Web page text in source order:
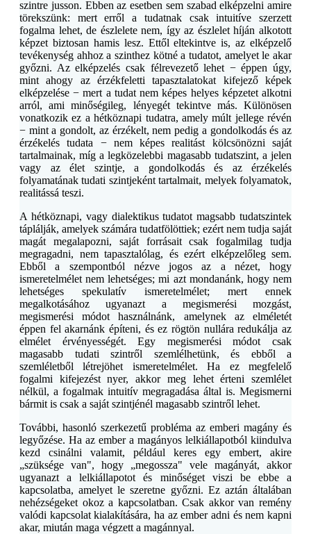
szintre jusson. Ebben az esetben sem szabad elképzelni amire
törekszünk: mert erről a tudatnak csak intuitíve szerzett
fogalma lehet, de észlelete nem, így az észlelet híján alkotott
képzet biztosan hamis lesz. Ettől eltekintve is, az elképzelő
tevékenység ahhoz a szinthez kötné a tudatot, amelyet le akar
győzni. Az elképzelés csak félrevezető lehet − éppen úgy,
mint ahogy az érzékfeletti tapasztalatokat kifejező képek
elképzelése − mert a tudat nem képes helyes képzetet alkotni
arról, ami minőségileg, lényegét tekintve más. Különösen
vonatkozik ez a hétköznapi tudatra, amely múlt jellege révén
− mint a gondolt, az érzékelt, nem pedig a gondolkodás és az
érzékelés tudata − nem képes realitást kölcsönözni saját
tartalmainak, míg a legközelebbi magasabb tudatszint, a jelen
vagy az élet szintje, a gondolkodás és az érzékelés
folyamatának tudati szintjeként tartalmait, melyek folyamatok,
realitássá teszi.
A hétköznapi, vagy dialektikus tudatot magsabb tudatszintek
táplálják, amelyek számára tudatfölöttiek; ezért nem tudja saját
magát megalapozni, saját forrásait csak fogalmilag tudja
megragadni, nem tapasztalólag, és ezért elképzelőleg sem.
Ebből a szempontból nézve jogos az a nézet, hogy
ismeretelmélet nem lehetséges; mi azt mondanánk, hogy nem
lehetséges spekulatív ismeretelmélet; mert ennek
megalkotásához ugyanazt a megismerési mozgást,
megismerési módot használnánk, amelynek az elméletét
éppen fel akarnánk építeni, és ez rögtön nullára redukálja az
elmélet érvényességét. Egy megismerési módot csak
magasabb tudati szintről szemlélhetünk, és ebből a
szemléletből létrejöhet ismeretelmélet. Ha ez megfelelő
fogalmi kifejezést nyer, akkor meg lehet érteni szemlélet
nélkül, a fogalmak intuitív megragadása által is. Megismerni
bármit is csak a saját szintjénél magasabb szintről lehet.
További, hasonló szerkezetű probléma az emberi magány és
legyőzése. Ha az ember a magányos lelkiállapotból kiindulva
kezd csinálni valamit, például keres egy embert, akire
„szüksége van", hogy „megossza" vele magányát, akkor
ugyanazt a lelkiállapotot és minőséget viszi be ebbe a
kapcsolatba, amelyet le szeretne győzni. Ez aztán általában
nehézségeket okoz a kapcsolatban. Csak akkor van remény
valódi kapcsolat kialakítására, ha az ember adni és nem kapni
akar, miután maga végzett a magánnyal.